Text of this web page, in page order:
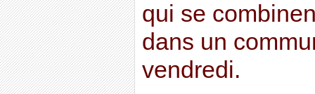
qui se
dans un
vendredi.